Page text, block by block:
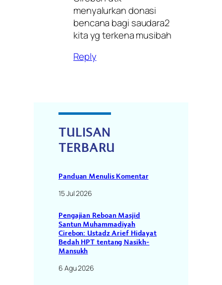
menyalurkan donasi
bencana bagi saudara2
kita yg terkena musibah
Reply
TULISAN
TERBARU
Panduan Menulis Komentar
15 Jul 2026
Pengajian Reboan Masjid
Santun Muhammadiyah
Cirebon: Ustadz Arief Hidayat
Bedah HPT tentang Nasikh-
Mansukh
6 Agu 2026